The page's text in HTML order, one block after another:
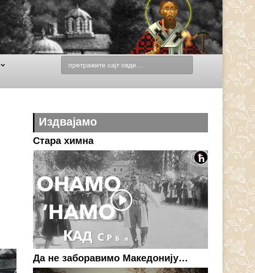
Издвајамо
Стара химна
Да не заборавимо Македонију…